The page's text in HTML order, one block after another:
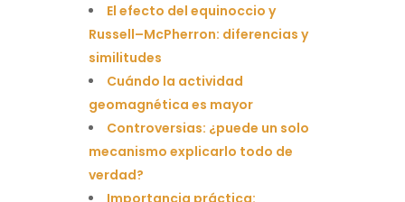
El efecto del equinoccio y
Russell–McPherron: diferencias y
similitudes
Cuándo la actividad
geomagnética es mayor
Controversias: ¿puede un solo
mecanismo explicarlo todo de
verdad?
Importancia práctica: